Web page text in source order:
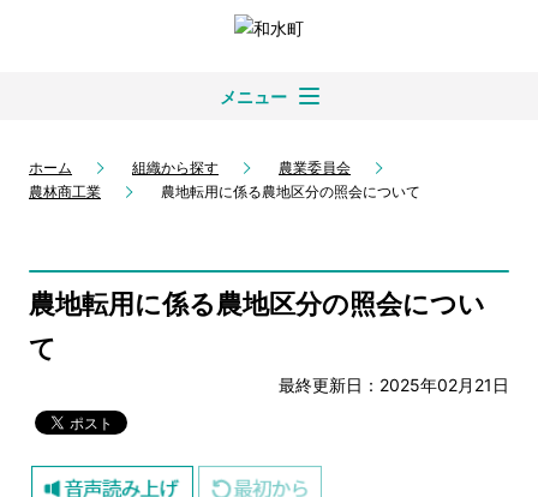
メニュー
ホーム 組織から探す
農業委員会
農林商工業
農地転用に係る農地区分の照会について
農地転用に係る農地区分の照会につい
て
最終更新日：2025年02月21日